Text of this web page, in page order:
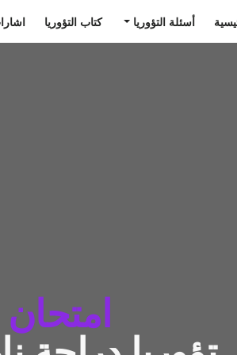
أسئلة التؤوريا كتاب التؤوريا
امتحان